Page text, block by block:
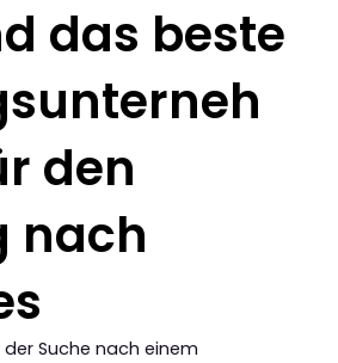
das beste
den
nach
Suche nach einem